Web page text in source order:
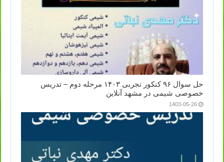
حل سوال ۹۶ کنکور تجربی ۱۴۰۳ مرحله دوم – تدریس
خصوصی شیمی در مشهد آنلاین
1403-05-26